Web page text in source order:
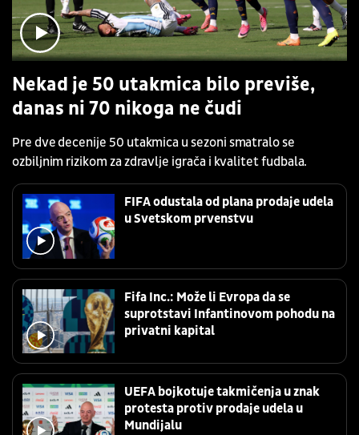
Nekad je 50 utakmica bilo previše,
danas ni 70 nikoga ne čudi
Pre dve decenije 50 utakmica u sezoni smatralo se
ozbiljnim rizikom za zdravlje igrača i kvalitet fudbala.
FIFA odustala od plana prodaje udela
u Svetskom prvenstvu
Fifa Inc.: Može li Evropa da se
suprotstavi Infantinovom pohodu na
privatni kapital
UEFA bojkotuje takmičenja u znak
protesta protiv prodaje udela u
Mundijalu